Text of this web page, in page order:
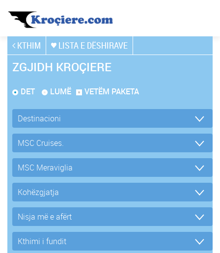
KTHIM LISTA E DËSHIRAVE
ZGJIDH KROÇIERE
DET LUMË VETËM PAKETA